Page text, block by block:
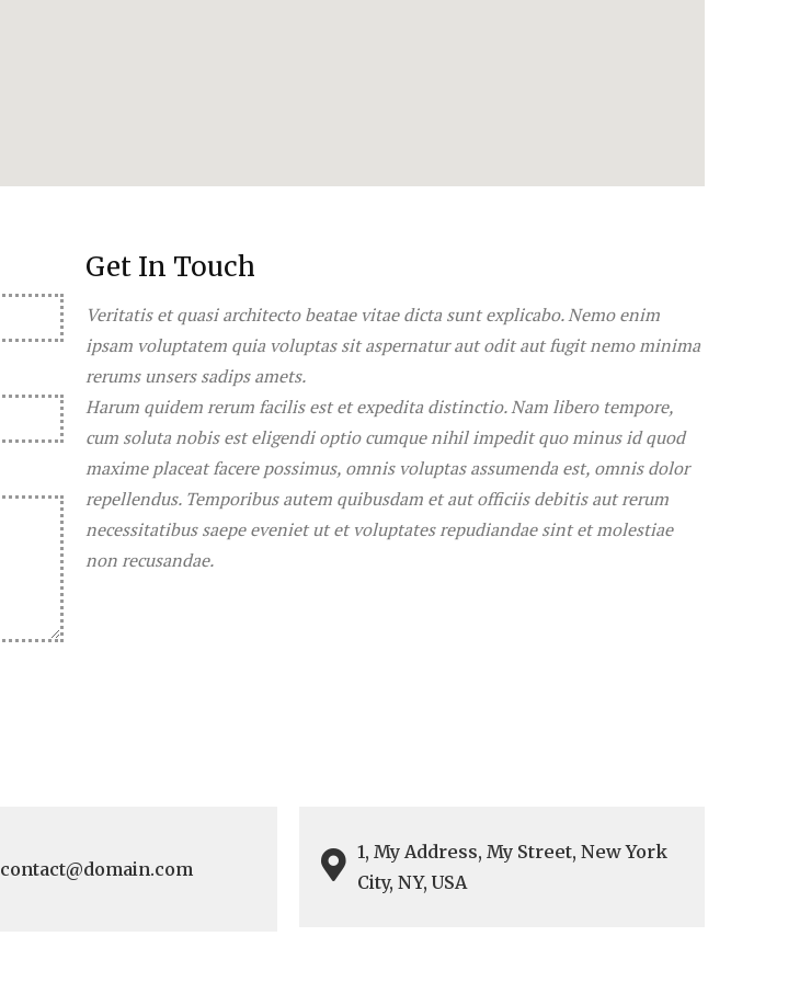
Get In Touch
Veritatis et quasi architecto beatae vitae dicta sunt explicabo. Nemo enim
ipsam voluptatem quia voluptas sit aspernatur aut odit aut fugit nemo minima
rerums unsers sadips amets.
Harum quidem rerum facilis est et expedita distinctio. Nam libero tempore,
cum soluta nobis est eligendi optio cumque nihil impedit quo minus id quod
maxime placeat facere possimus, omnis voluptas assumenda est, omnis dolor
repellendus. Temporibus autem quibusdam et aut officiis debitis aut rerum
necessitatibus saepe eveniet ut et voluptates repudiandae sint et molestiae
non recusandae.
contact@domain.com
1, My Address, My Street, New York
City, NY, USA